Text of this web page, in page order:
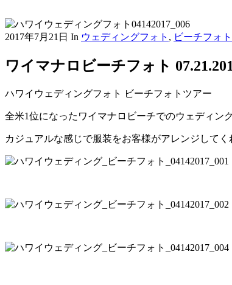
2017年7月21日 In ウェディングフォト , ビーチフォト
ワイマナロビーチフォト
ハワイウェディングフォト ビーチフォトツアー
全米1位になったワイマナロビーチでのウェディン
カジュアルな感じで服装をお客様がアレンジして